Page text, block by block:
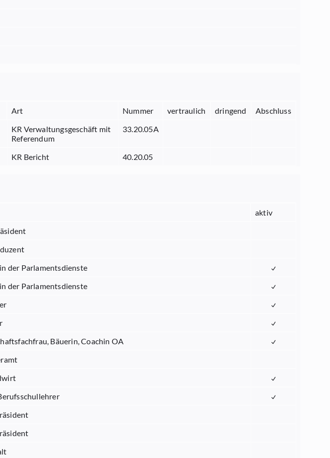
Art Nummer vertraulich dringend
Abschluss
KR Verwaltungsgeschäft mit
Referendum
33.20.05A
KR Bericht 40.20.05
aktiv
der Parlamentsdienste
der Parlamentsdienste
Bäuerin, Coachin OA